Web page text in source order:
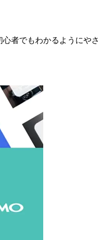
者でもわかるようにや